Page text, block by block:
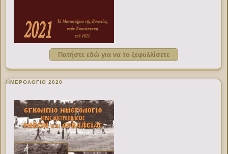
Πατήστε εδώ για να το ξεφυλλίσετε
ΗΜΕΡΟΛΟΓΙΟ 2020